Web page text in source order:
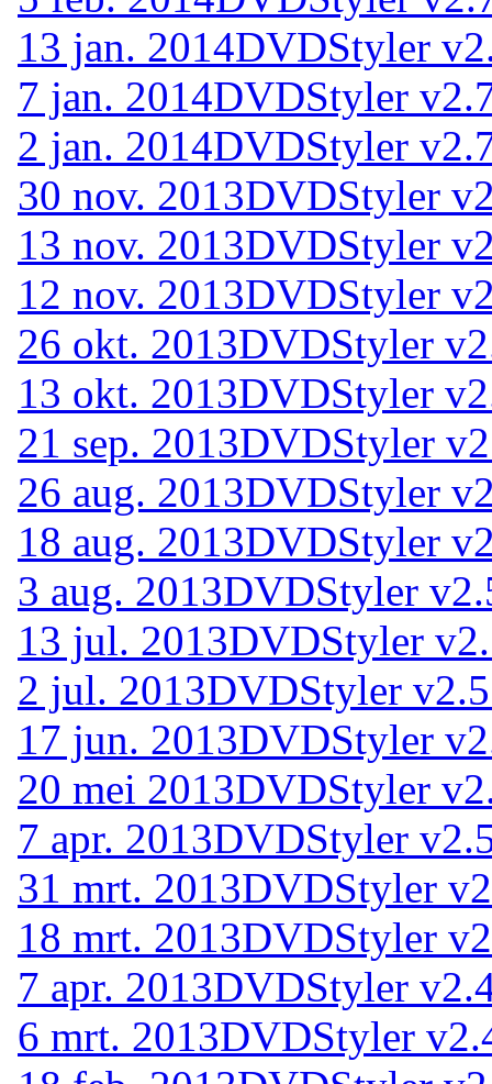
13 jan. 2014DVDStyler
7 jan. 2014DVDStyler
2 jan. 2014DVDStyler
30 nov. 2013DVDStyler
13 nov. 2013DVDStyler
12 nov. 2013DVDStyler
26 okt. 2013DVDStyler
13 okt. 2013DVDStyler
21 sep. 2013DVDStyler
26 aug. 2013DVDStyler
18 aug. 2013DVDStyler
3 aug. 2013DVDStyler
13 jul. 2013DVDStyler
2 jul. 2013DVDStyler
17 jun. 2013DVDStyler
20 mei 2013DVDStyler
7 apr. 2013DVDStyler
31 mrt. 2013DVDStyler
18 mrt. 2013DVDStyler
7 apr. 2013DVDStyler
6 mrt. 2013DVDStyler